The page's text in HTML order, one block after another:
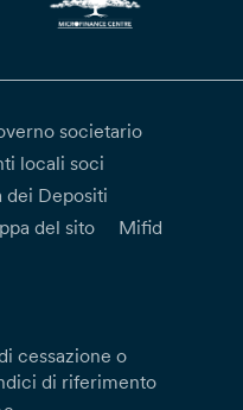
societario
locali soci
dei Depositi
del sito
Mifid
cessazione o
di riferimento